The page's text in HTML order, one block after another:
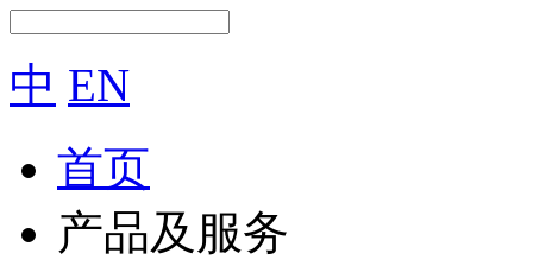
中 EN
首页
产品及服务